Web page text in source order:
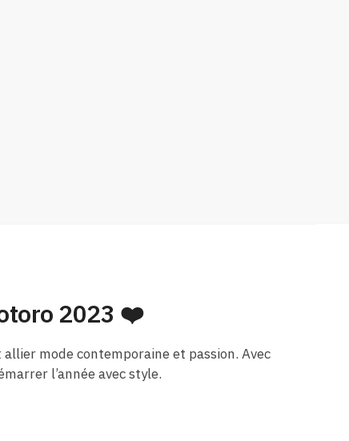
2023 ❤️
mode contemporaine et passion. Avec
l’année avec style.